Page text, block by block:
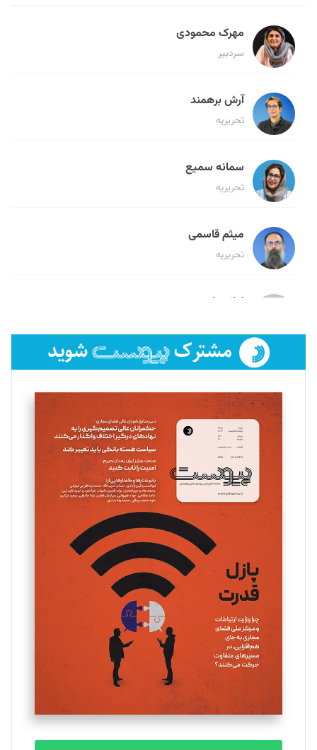
مهرک محمودی
سردبیر
آرش برهمند
تحریریه
سمانه سمیع
تحریریه
میثم قاسمی
تحریریه
لیلا حنارود
فائزه فتحی رستمی
تحریریه
سروش کرمیان
تحریریه
مینا پاکدل
یسنا امان‌پور
تحریریه
ملینا جعفری
تحریریه
مصطفی مسجدی آرانی
تحریریه